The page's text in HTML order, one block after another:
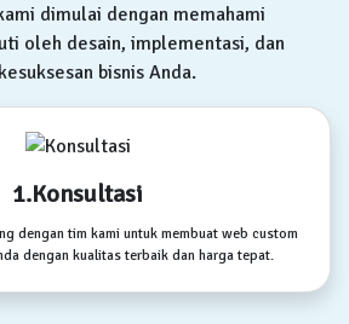
dimulai dengan memahami
oleh desain, implementasi, dan
bisnis Anda.
1.Konsultasi
dengan tim kami untuk membuat web custom
dengan kualitas terbaik dan harga tepat.